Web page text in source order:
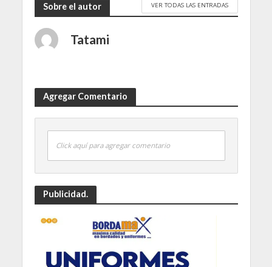
Sobre el autor VER TODAS LAS ENTRADAS
Tatami
Agregar Comentario
Click aquí para agregar comentario
Publicidad.